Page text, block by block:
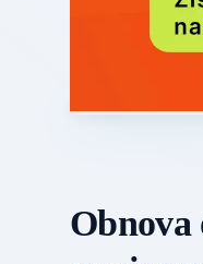
Obnova